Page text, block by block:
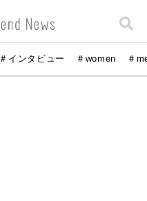
＃インタビュー ＃women ＃